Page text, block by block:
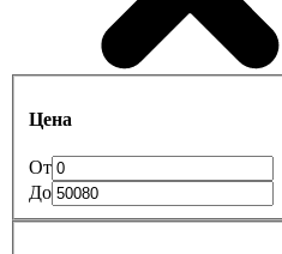
Цена
От
До